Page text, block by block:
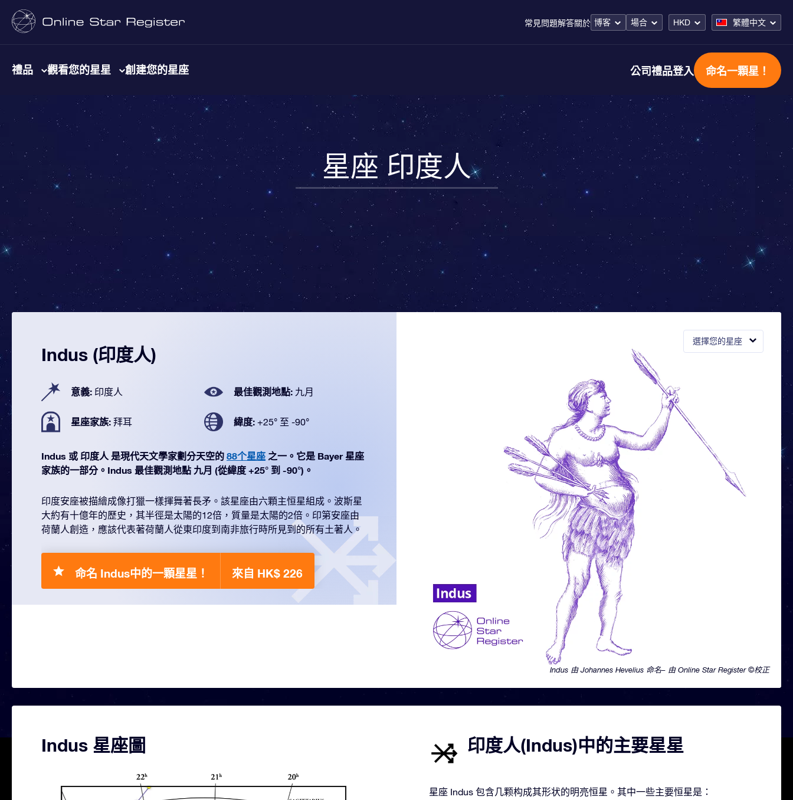
常見問題解答關於 博客 場合 HKD 繁體中文
禮品 觀看您的星星 創建您的星座 公司禮品登入 命名一顆星！
星座 印度人
選擇您的星座
Indus 由 Johannes Hevelius 命名– 由 Online Star Register ©校正
Indus (印度人)
意義: 印度人 最佳觀測地點: 九月
星座家族: 拜耳 緯度: +25° 至 -90°
Indus 或 印度人 是現代天文學家劃分天空的 88个星座 之一。它是 Bayer 星座
家族的一部分。Indus 最佳觀測地點 九月 (從緯度 +25° 到 -90°)。
印度安座被描繪成像打獵一樣揮舞著長矛。該星座由六顆主恒星組成。波斯星
大約有十億年的歷史，其半徑是太陽的12倍，質量是太陽的2倍。印第安座由
荷蘭人創造，應該代表著荷蘭人從東印度到南非旅行時所見到的所有土著人。
命名 Indus中的一顆星星！ 來自 HK$ 226
Indus 星座圖 印度人(Indus)中的主要星星
星座 Indus 包含几颗构成其形状的明亮恒星。其中一些主要恒星是：